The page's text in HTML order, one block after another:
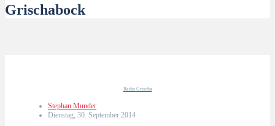
Grischabock
Radio Grischa
Stephan Munder
Dienstag, 30. September 2014